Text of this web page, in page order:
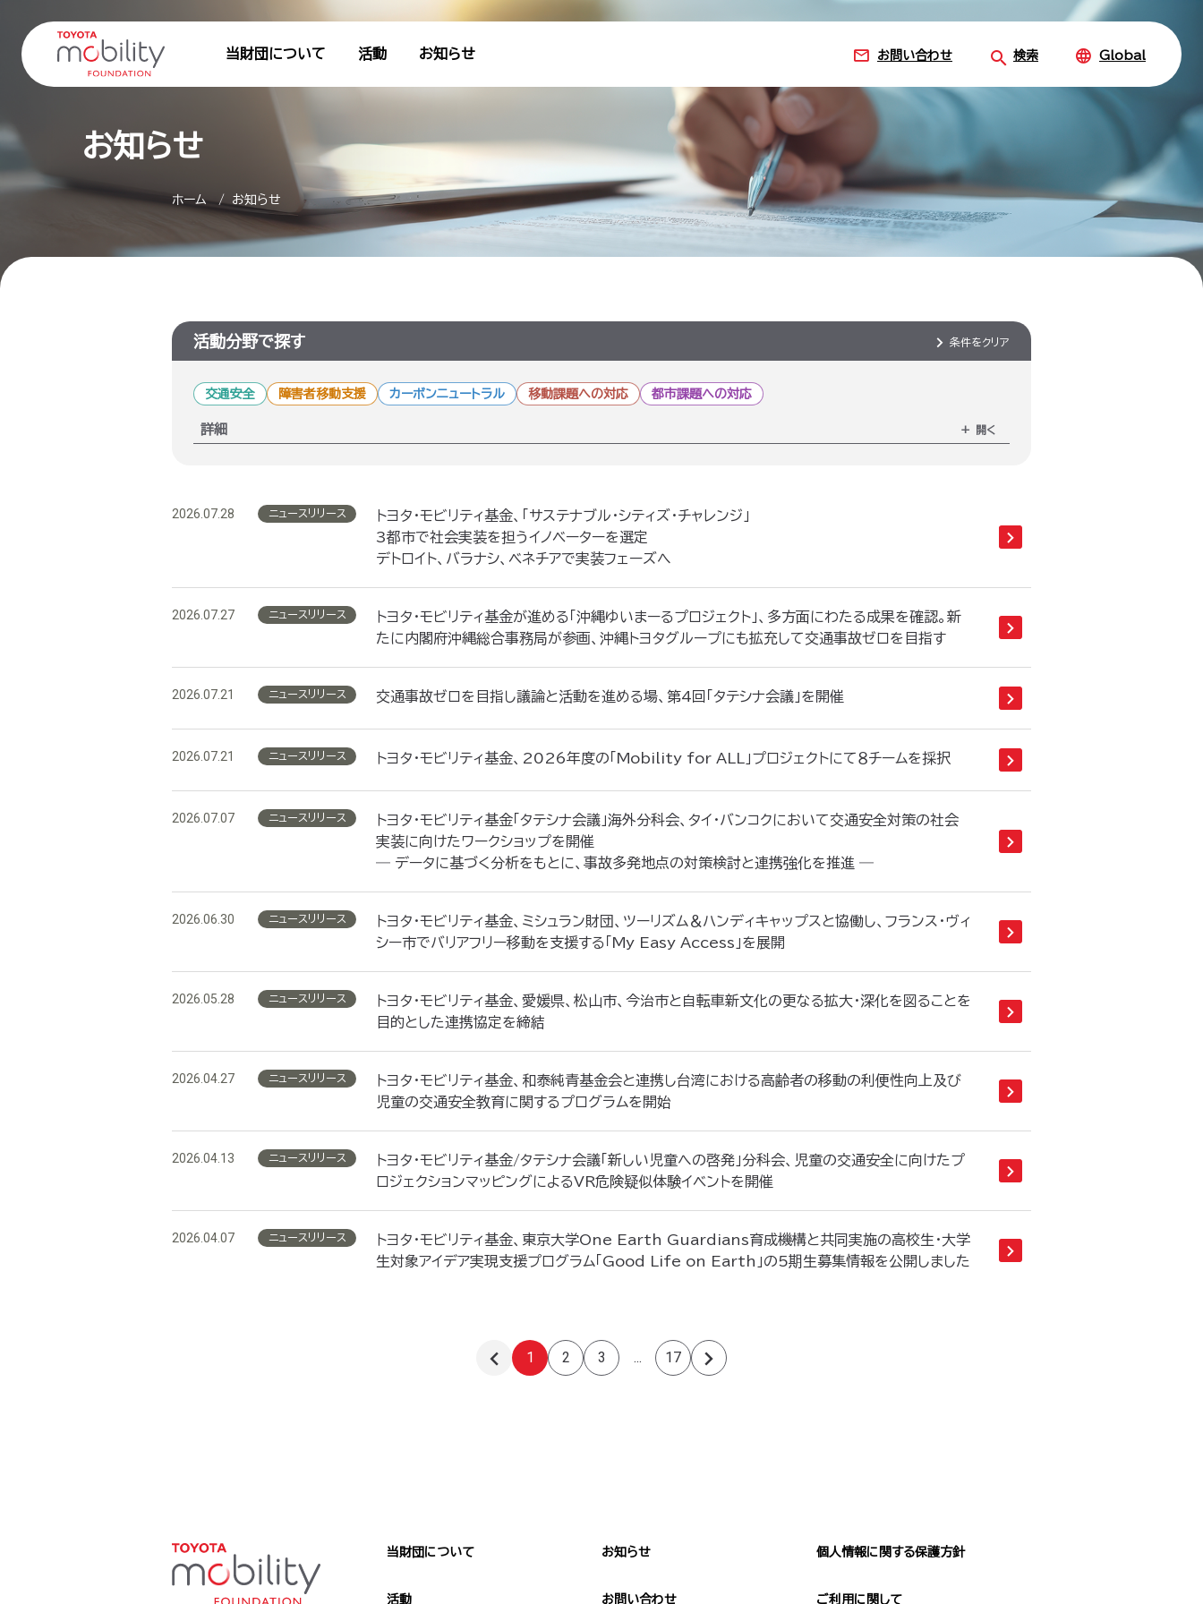
当財団について 活動 お知らせ お問い合わせ 検索 Global
お知らせ
ホーム お知らせ
活動分野で探す 条件をクリア
交通安全 障害者移動支援 カーボンニュートラル 移動課題への対応 都市課題への対応
詳細
2026.07.28 ニュースリリース
トヨタ・モビリティ基金、「サステナブル・シティズ・チャレンジ」
3都市で社会実装を担うイノベーターを選定
デトロイト、バラナシ、ベネチアで実装フェーズへ
2026.07.27 ニュースリリース
トヨタ・モビリティ基金が進める「沖縄ゆいまーるプロジェクト」、多方面にわたる成果を確認。新
たに内閣府沖縄総合事務局が参画、沖縄トヨタグループにも拡充して交通事故ゼロを目指す
2026.07.21 ニュースリリース 交通事故ゼロを目指し議論と活動を進める場、第4回「タテシナ会議」を開催
2026.07.21 ニュースリリース トヨタ・モビリティ基金、2026年度の「Mobility for ALL」プロジェクトにて８チームを採択
2026.07.07 ニュースリリース
トヨタ・モビリティ基金「タテシナ会議」海外分科会、タイ・バンコクにおいて交通安全対策の社会
実装に向けたワークショップを開催
― データに基づく分析をもとに、事故多発地点の対策検討と連携強化を推進 ―
2026.06.30 ニュースリリース
トヨタ・モビリティ基金、ミシュラン財団、ツーリズム＆ハンディキャップスと協働し、フランス・ヴィ
シー市でバリアフリー移動を支援する「My Easy Access」を展開
2026.05.28 ニュースリリース
トヨタ・モビリティ基金、愛媛県、松山市、今治市と自転車新文化の更なる拡大・深化を図ることを
目的とした連携協定を締結
2026.04.27 ニュースリリース
トヨタ・モビリティ基金、和泰純青基金会と連携し台湾における高齢者の移動の利便性向上及び
児童の交通安全教育に関するプログラムを開始
2026.04.13 ニュースリリース
トヨタ・モビリティ基金/タテシナ会議「新しい児童への啓発」分科会、児童の交通安全に向けたプ
ロジェクションマッピングによるVR危険疑似体験イベントを開催
2026.04.07 ニュースリリース
トヨタ・モビリティ基金、東京大学One Earth Guardians育成機構と共同実施の高校生・大学
生対象アイデア実現支援プログラム「Good Life on Earth」の5期生募集情報を公開しました
前のページへ
1 2 3 ... 17
次のページへ
当財団について
活動
お知らせ
お問い合わせ
個人情報に関する保護方針
ご利用に関して